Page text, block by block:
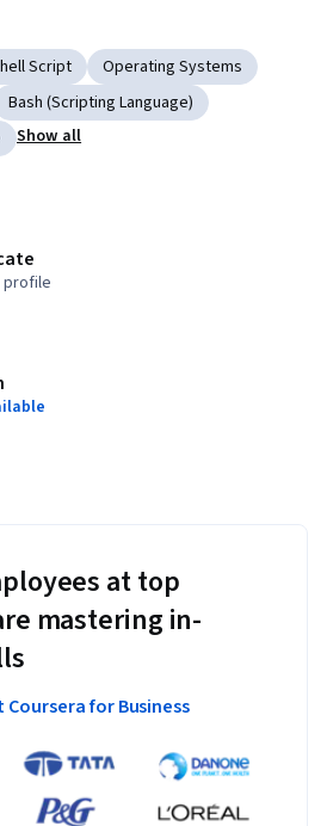
Script
Operating Systems
Bash (Scripting Language)
Show all
profile
at top
mastering in-
for Business